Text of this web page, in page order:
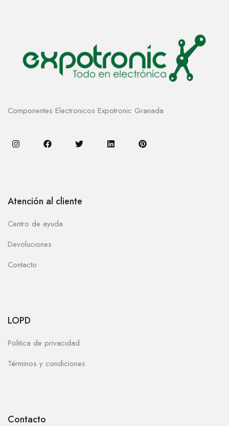
Componentes Electronicos Expotronic Granada
Atención al cliente
Centro de ayuda
Devoluciones
Contacto
LOPD
Politica de privacidad
Términos y condiciones
Contacto